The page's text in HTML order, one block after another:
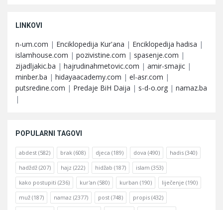
LINKOVI
n-um.com | Enciklopedija Kur'ana | Enciklopedija hadisa |
islamhouse.com | pozivistine.com | spasenje.com |
zijadljakic.ba | hajrudinahmetovic.com | amir-smajic |
minber.ba | hidayaacademy.com | el-asr.com |
putsredine.com | Predaje BiH Daija | s-d-o.org | namaz.ba
|
POPULARNI TAGOVI
abdest (582) brak (608) djeca (189) dova (490) hadis (340)
hadždž (207) hajz (222) hidžab (187) islam (353)
kako postupiti (236) kur'an (580) kurban (190) liječenje (190)
muž (187) namaz (2377) post (748) propis (432)